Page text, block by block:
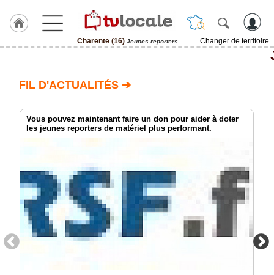
Charente (16) Jeunes reporters
Changer de territoire
Charente
Accueil
RUBRIQUES
Agenda
FIL D'ACTUALITÉS ➔
Vous pouvez maintenant faire un don pour aider à doter
les jeunes reporters de matériel plus performant.